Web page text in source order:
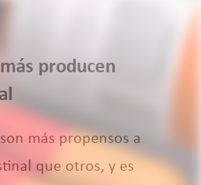
producen
más propensos a
que otros, y es